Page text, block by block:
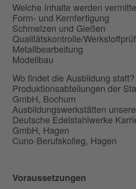
Welche Inhalte werden
Form- und Kernfertigung
Schmelzen und Gießen
Qualitätskontrolle/
Metallbearbeitung
Modellbau
Wo findet die Ausbildung statt?
Produktionsabteilungen der
GmbH, Bochum
Ausbildungswerkstätten
Deutsche Edelstahlwerke
GmbH, Hagen
Cuno-Berufskolleg, Hagen
Voraussetzungen